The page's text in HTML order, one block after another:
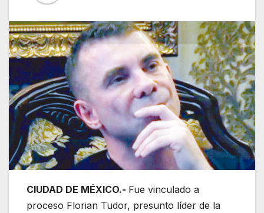
CIUDAD DE MÉXICO.- Fue vinculado a
proceso Florian Tudor, presunto líder de la